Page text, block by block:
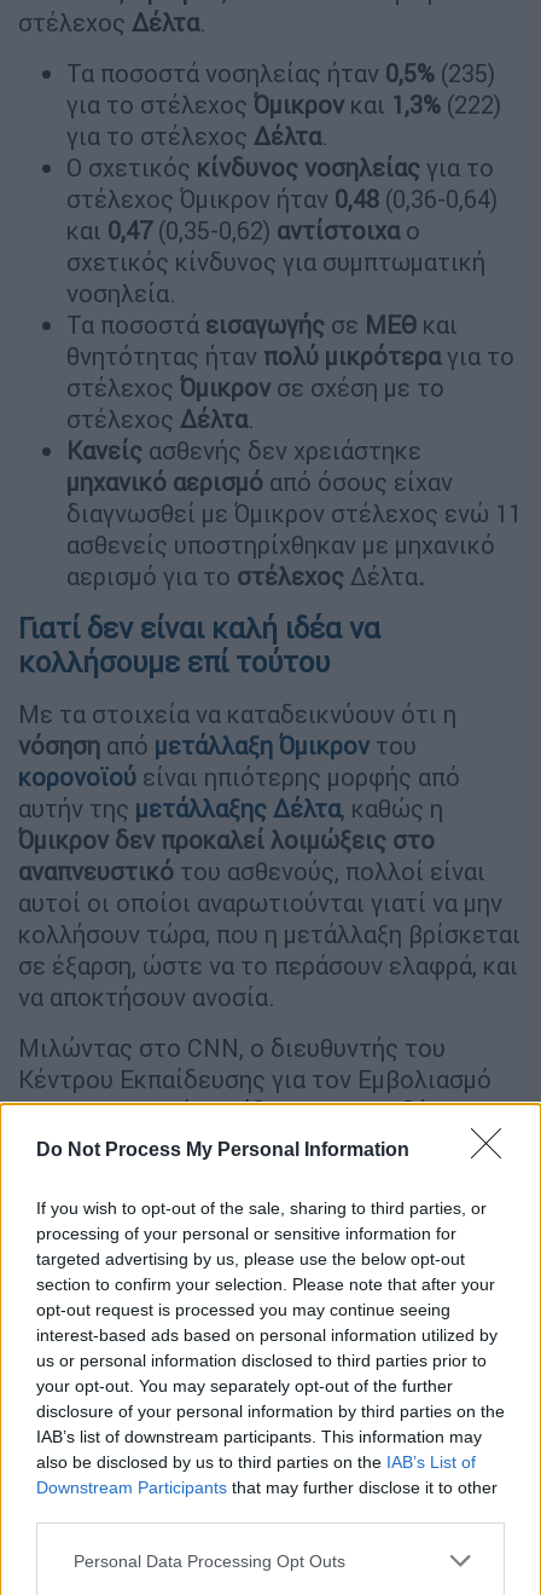
Do Not Process My Personal Information
If you wish to opt-out of the sale, sharing to third parties, or
processing of your personal or sensitive information for
targeted advertising by us, please use the below opt-out
section to confirm your selection. Please note that after your
opt-out request is processed you may continue seeing
interest-based ads based on personal information utilized by
us or personal information disclosed to third parties prior to
your opt-out. You may separately opt-out of the further
disclosure of your personal information by third parties on the
IAB’s list of downstream participants. This information may
also be disclosed by us to third parties on the IAB’s List of
Downstream Participants that may further disclose it to other
Please note that this website/app uses one or more Google
Personal Data Processing Opt Outs
στέλεχος Δέλτα.
Τα ποσοστά νοσηλείας ήταν 0,5% (235)
για το στέλεχος Όμικρον και 1,3% (222)
για το στέλεχος Δέλτα.
Ο σχετικός κίνδυνος νοσηλείας για το
στέλεχος Όμικρον ήταν 0,48 (0,36-0,64)
και 0,47(0,35-0,62) αντίστοιχαο
σχετικός κίνδυνος για συμπτωματική
νοσηλεία.
Τα ποσοστά εισαγωγής σε ΜΕΘ και
θνητότητας ήταν πολύ μικρότεραγια το
στέλεχος Όμικρον σε σχέση με το
στέλεχος Δέλτα.
Κανείς ασθενής δεν χρειάστηκε
μηχανικό αερισμό από όσους είχαν
διαγνωσθεί με Όμικρον στέλεχος ενώ 11
ασθενείς υποστηρίχθηκαν με μηχανικό
αερισμό για το στέλεχος Δέλτα.
Γιατί δεν είναι καλή ιδέα να
κολλήσουμε επί τούτου
Με τα στοιχεία να καταδεικνύουν ότι η
νόσηση από μετάλλαξη Όμικροντου
κορονοϊού είναι ηπιότερης μορφής από
αυτήν της μετάλλαξης Δέλτα, καθώς η
Όμικρον δεν προκαλεί λοιμώξεις στο
αναπνευστικό του ασθενούς, πολλοί είναι
αυτοί οι οποίοι αναρωτιούνται γιατί να μην
κολλήσουν τώρα, που η μετάλλαξη βρίσκεται
σε έξαρση, ώστε να το περάσουν ελαφρά, και
να αποκτήσουν ανοσία.
Μιλώντας στο CNN, ο διευθυντής του
Κέντρου Εκπαίδευσης για τον Εμβολιασμό
στο Νοσοκομείο Παίδων της Φιλαδέλφεια
των ΗΠΑ, Πολ Όφιτ, ανέφερε ότι, η επί
εξωφρενική». «Είναι σαν να παίζεις με τη
φωτιά», συμπλήρωσε ο διευθυντής της
ιατρικής σχολής του Northwestern University,
Δρ. Ρόμπερτ Μέρφι. «Είναι ευρέως
διαδεδομένη η άποψη και κυκλοφορεί
μεταξύ κάθε ομάδας ανθρώπων –
εμβολιασμένους, ανεμβολίαστους,
αντιεμβολιαστές. Είναι τρελό, θα ήταν σαν
να παίζεις με εκρηκτικές ύλες»,
συμπλήρωσε. Αντιθέτως με αυτό που πολλοί
πιστεύουν, σε αυτή τη φάση τηςπανδημίας, η
μετάλλαξη Όμικρον δεν είναι ένα κοινό